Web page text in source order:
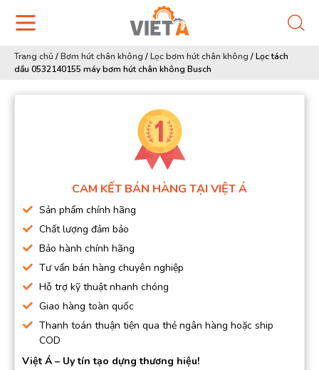
Trang chủ /Bơm hút chân không /Lọc bơm hút chân không /Lọc tách
dầu 0532140155 máy bơm hút chân không Busch
CAM KẾT BÁN HÀNG TẠI VIỆT Á
Sản phẩm chính hãng
Chất lượng đảm bảo
Bảo hành chính hãng
Tư vấn bán hàng chuyên nghiệp
Hỗ trợ kỹ thuật nhanh chóng
Giao hàng toàn quốc
Thanh toán thuận tiện qua thẻ ngân hàng hoặc ship
COD
Việt Á – Uy tín tạo dựng thương hiệu!